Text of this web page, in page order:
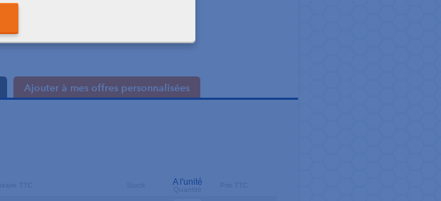
Ajouter à mes offres personnalisées
A l'unité